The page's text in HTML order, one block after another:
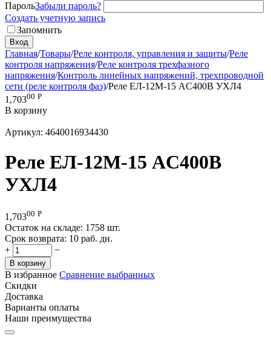
ПарольЗабыли пароль?
Создать учетную запись
Запомнить
Вход
Главная/Товары/Реле контроля, управления и защиты/Реле
контроля напряжения/Реле контроля трехфазного
напряжения/Контроль линейных напряжений, трехпроводной
сети (реле контроля фаз)/Реле ЕЛ-12М-15 AC400В УХЛ4
1,70300 Р
В корзину
Артикул: 4640016934430
Реле ЕЛ-12М-15 AC400В
УХЛ4
1,70300 Р
Остаток на складе: 1758 шт.
Срок возврата: 10 раб. дн.
+
−
В корзину
В избранное Сравнение выбранных
Скидки
Доставка
Варианты оплаты
Наши преимущества